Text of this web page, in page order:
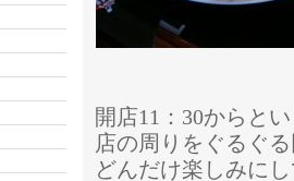
開店11：30からと
店の周りをぐるぐ
どんだけ楽しみに